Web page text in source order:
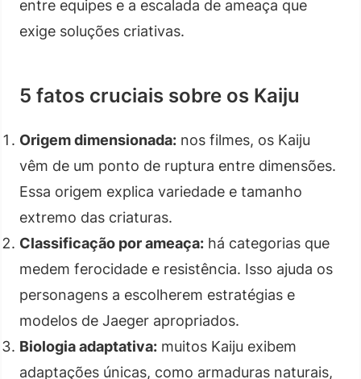
entre equipes e a escalada de ameaça que
exige soluções criativas.
5 fatos cruciais sobre os Kaiju
Origem dimensionada: nos filmes, os Kaiju
vêm de um ponto de ruptura entre dimensões.
Essa origem explica variedade e tamanho
extremo das criaturas.
Classificação por ameaça: há categorias que
medem ferocidade e resistência. Isso ajuda os
personagens a escolherem estratégias e
modelos de Jaeger apropriados.
Biologia adaptativa: muitos Kaiju exibem
adaptações únicas, como armaduras naturais,